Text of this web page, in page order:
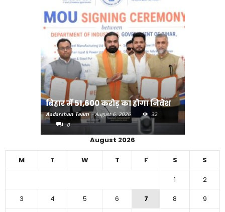
बिहार में 51,600 करोड़ का होगा निवेश
Aadarshan Team - August 6, 2026
32
0
August 2026
M T W T F S S
1
2
3
4 5 6 7 8
9